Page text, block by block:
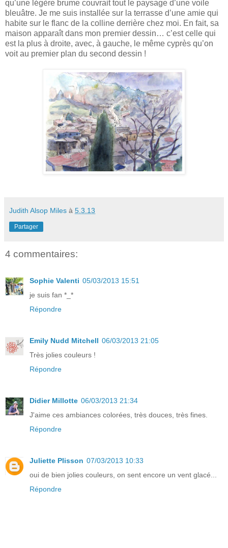
qu’une légère brume couvrait tout le paysage d’une voile
bleuâtre. Je me suis installée sur la terrasse d’une amie qui
habite sur le flanc de la colline derrière chez moi. En fait, sa
maison apparaît dans mon premier dessin… c’est celle qui
est la plus à droite, avec, à gauche, le même cyprès qu’on
voit au premier plan du second dessin !
Judith Alsop Miles à 5.3.13
Partager
4 commentaires:
Sophie Valenti 05/03/2013 15:51
je suis fan *_*
Répondre
Emily Nudd Mitchell 06/03/2013 21:05
Très jolies couleurs !
Répondre
Didier Millotte 06/03/2013 21:34
J'aime ces ambiances colorées, très douces, très fines.
Répondre
Juliette Plisson 07/03/2013 10:33
oui de bien jolies couleurs, on sent encore un vent glacé...
Répondre